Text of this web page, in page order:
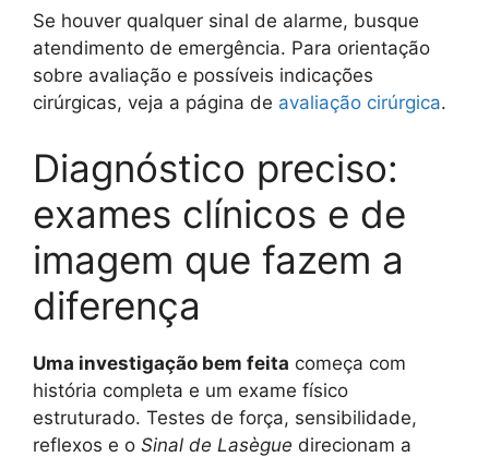
Se houver qualquer sinal de alarme, busque
atendimento de emergência. Para orientação
sobre avaliação e possíveis indicações
cirúrgicas, veja a página de avaliação cirúrgica.
Diagnóstico preciso:
exames clínicos e de
imagem que fazem a
diferença
Uma investigação bem feita começa com
história completa e um exame físico
estruturado. Testes de força, sensibilidade,
reflexos e o Sinal de Lasègue direcionam a